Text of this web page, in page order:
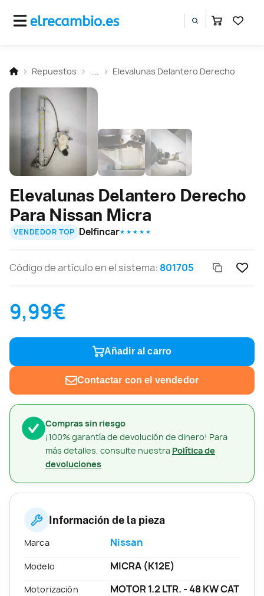
Repuestos Elevalunas Delantero Derecho
Compras sin riesgo
¡100% garantía de devolución de dinero! Para
más detalles, consulte nuestra Política de
devoluciones
Elevalunas Delantero Derecho
Para Nissan Micra
VENDEDOR TOP Delfincar★ ★ ★ ★ ★
Código de artículo en el sistema: 801705
9,99€
Añadir al carro
Contactar con el vendedor
Información de la pieza
Marca Nissan
Modelo MICRA (K12E)
Motorización MOTOR 1.2 LTR. - 48 KW CAT